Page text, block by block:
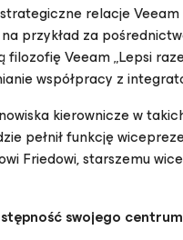
relacje
przykład za
Veeam „Lepsi
współpracy z
kierownicze w
pełnił funkcję
Friedowi, starszemu
swojego